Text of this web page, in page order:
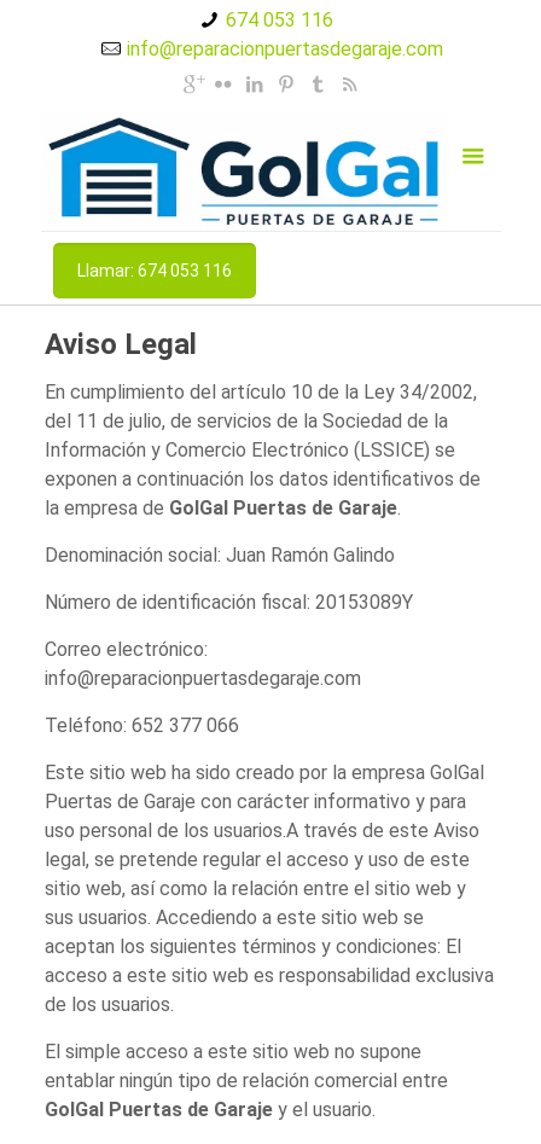
674 053 116
info@reparacionpuertasdegaraje.com
Llamar: 674 053 116
Aviso Legal
En cumplimiento del artículo 10 de la Ley 34/2002,
del 11 de julio, de servicios de la Sociedad de la
Información y Comercio Electrónico (LSSICE) se
exponen a continuación los datos identificativos de
la empresa de GolGal Puertas de Garaje.
Denominación social: Juan Ramón Galindo
Número de identificación fiscal: 20153089Y
Correo electrónico:
info@reparacionpuertasdegaraje.com
Teléfono: 652 377 066
Este sitio web ha sido creado por la empresa GolGal
Puertas de Garaje con carácter informativo y para
uso personal de los usuarios.A través de este Aviso
legal, se pretende regular el acceso y uso de este
sitio web, así como la relación entre el sitio web y
sus usuarios. Accediendo a este sitio web se
aceptan los siguientes términos y condiciones: El
acceso a este sitio web es responsabilidad exclusiva
de los usuarios.
El simple acceso a este sitio web no supone
entablar ningún tipo de relación comercial entre
GolGal Puertas de Garaje y el usuario.